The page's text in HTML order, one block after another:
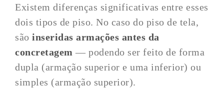
Existem diferenças significativas entre esses
dois tipos de piso. No caso do piso de tela,
sãoinseridas armações antes da
concretagem — podendo ser feito de forma
dupla (armação superior e uma inferior) ou
simples (armação superior).